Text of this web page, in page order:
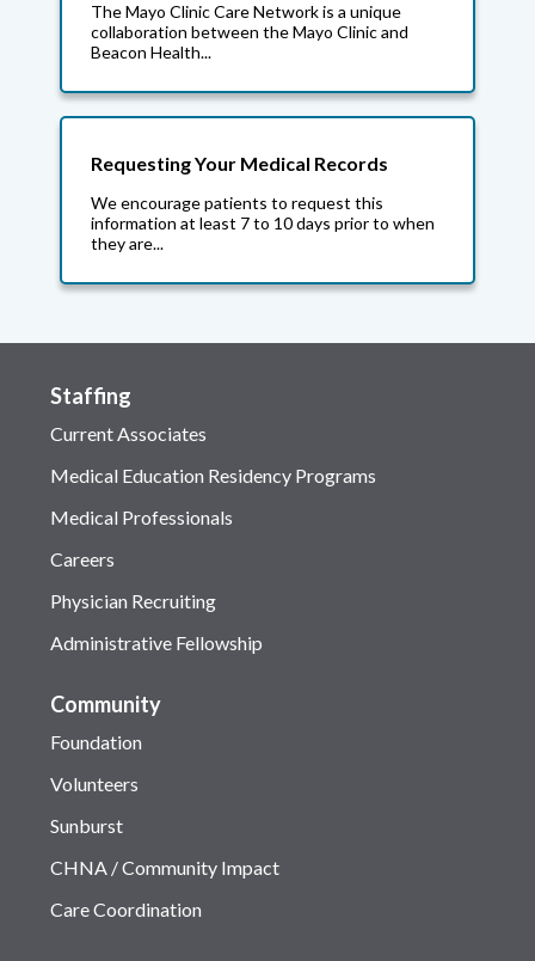
The Mayo Clinic Care Network is a unique
collaboration between the Mayo Clinic and
Beacon Health...
Requesting Your Medical Records
We encourage patients to request this
information at least 7 to 10 days prior to when
they are...
Staffing
Current Associates
Medical Education Residency Programs
Medical Professionals
Careers
Physician Recruiting
Administrative Fellowship
Community
Foundation
Volunteers
Sunburst
CHNA / Community Impact
Care Coordination